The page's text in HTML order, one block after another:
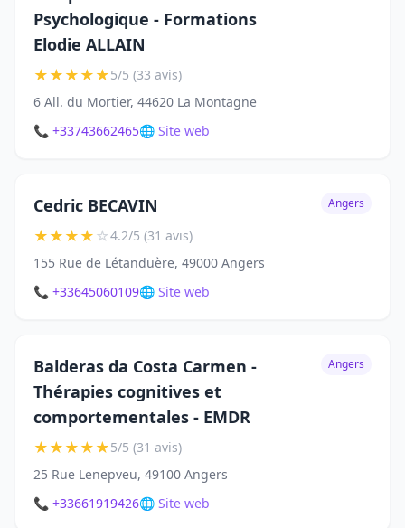
Psychologique - Formations
Elodie ALLAIN
★★★★★5/5 (33 avis)
6 All. du Mortier, 44620 La Montagne
📞 +33743662465🌐 Site web
Cedric BECAVIN Angers
★★★★☆4.2/5 (31 avis)
155 Rue de Létanduère, 49000 Angers
📞 +33645060109🌐 Site web
Balderas da Costa Carmen -
Thérapies cognitives et
comportementales - EMDR
Angers
★★★★★5/5 (31 avis)
25 Rue Lenepveu, 49100 Angers
📞 +33661919426🌐 Site web